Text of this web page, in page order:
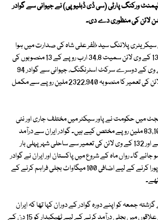
ورکنگ پارٹی (سی ڈی ڈبلیو پی) نے جیوانی سے گوادر
سیکریٹری پلاننگ سید ظفر علی شاہ کی صدارت میں ہوا
جس میں گوادر کے لیے 132 کے وی لائن سمیت 34.8 ارب روپے کے 13 منصوبوں کی
منظوری دی گئی۔ 132 کے وی کے دوسرے سرکٹ اسٹرنگنگ، جیوانی سے گوادر 94
کلومیٹر تک ٹرانسمیشن لائن کی تعمیر کا منصوبہ 2322.940 ملین روپے سے مکمل
23 2022 کے بجٹ میں حکومت نے پاور سیکٹر میں مختلف جاری اور نئی
اسکیموں کے لیے 83,101.262 ملین روپے مختص کیے ہیں۔ گوادر ایران سے درآمد
شدہ بجلی پر انحصار کرتا ہے اور 132 کے وی لائن کی تعمیر سے ساحلی شہر پہلی بار
گا۔ رواں ماہ کے شروع میں پاکستان اور ایران نے گوادر
کی بجلی کی ضروریات کو پورا کرنے کے لیے اضافی 100 میگاواٹ بجلی فراہم کرنے کے
جمعہ کو اپنے دورہ گوادر کے دوران کہا تھا کہ ایران
سے بلوچستان کے ساحلی علاقوں میں بجلی درآمد کرنے کے لیے ٹھیکیدار کو 15 دن کے